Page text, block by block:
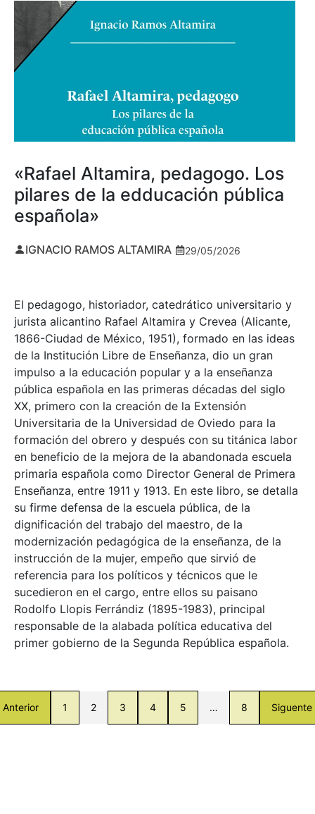
«Rafael Altamira, pedagogo. Los
pilares de la edducación pública
española»
IGNACIO RAMOS ALTAMIRA 29/05/2026
El pedagogo, historiador, catedrático universitario y
jurista alicantino Rafael Altamira y Crevea (Alicante,
1866-Ciudad de México, 1951), formado en las ideas
de la Institución Libre de Enseñanza, dio un gran
impulso a la educación popular y a la enseñanza
pública española en las primeras décadas del siglo
XX, primero con la creación de la Extensión
Universitaria de la Universidad de Oviedo para la
formación del obrero y después con su titánica labor
en beneficio de la mejora de la abandonada escuela
primaria española como Director General de Primera
Enseñanza, entre 1911 y 1913. En este libro, se detalla
su firme defensa de la escuela pública, de la
dignificación del trabajo del maestro, de la
modernización pedagógica de la enseñanza, de la
instrucción de la mujer, empeño que sirvió de
referencia para los políticos y técnicos que le
sucedieron en el cargo, entre ellos su paisano
Rodolfo Llopis Ferrándiz (1895-1983), principal
responsable de la alabada política educativa del
primer gobierno de la Segunda República española.
Anterior 1 2 3 4 5 … 8 Siguente